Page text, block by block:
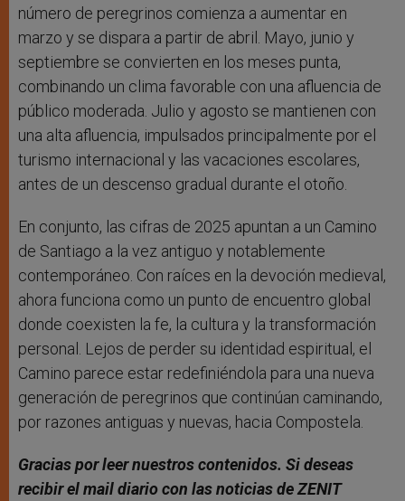
número de peregrinos comienza a aumentar en
marzo y se dispara a partir de abril. Mayo, junio y
septiembre se convierten en los meses punta,
combinando un clima favorable con una afluencia de
público moderada. Julio y agosto se mantienen con
una alta afluencia, impulsados ​​principalmente por el
turismo internacional y las vacaciones escolares,
antes de un descenso gradual durante el otoño.
En conjunto, las cifras de 2025 apuntan a un Camino
de Santiago a la vez antiguo y notablemente
contemporáneo. Con raíces en la devoción medieval,
ahora funciona como un punto de encuentro global
donde coexisten la fe, la cultura y la transformación
personal. Lejos de perder su identidad espiritual, el
Camino parece estar redefiniéndola para una nueva
generación de peregrinos que continúan caminando,
por razones antiguas y nuevas, hacia Compostela.
Gracias por leer nuestros contenidos. Si deseas
recibir el mail diario con las noticias de ZENIT